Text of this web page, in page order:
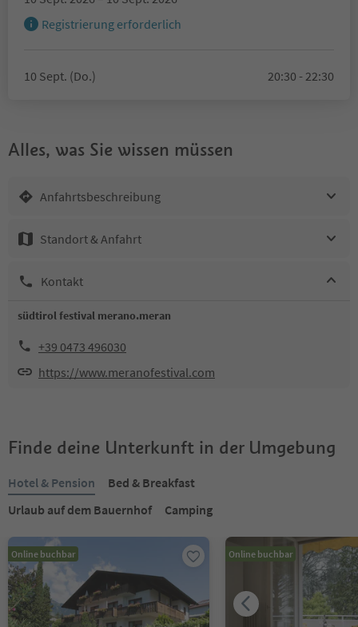
Registrierung erforderlich
10 Sept. (Do.) 20:30 - 22:30
Alles, was Sie wissen müssen
Anfahrtsbeschreibung
Standort & Anfahrt
Kontakt
südtirol festival merano.meran
+39 0473 496030
https://www.meranofestival.com
Finde deine Unterkunft in der Umgebung
Hotel & Pension
Bed & Breakfast
Urlaub auf dem Bauernhof
Camping
Online buchbar Online buchbar